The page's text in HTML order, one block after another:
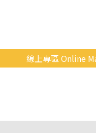
線上專區 Online